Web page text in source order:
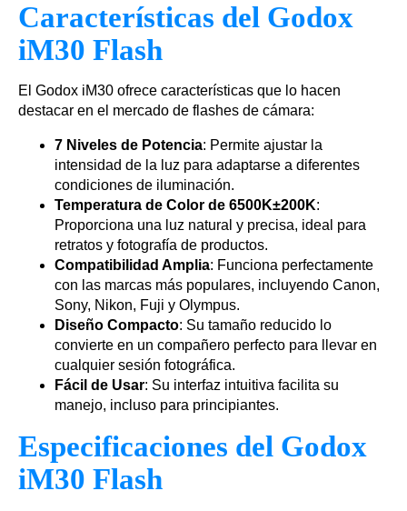
Características del Godox
iM30 Flash
El Godox iM30 ofrece características que lo hacen
destacar en el mercado de flashes de cámara:
7 Niveles de Potencia: Permite ajustar la
intensidad de la luz para adaptarse a diferentes
condiciones de iluminación.
Temperatura de Color de 6500K±200K:
Proporciona una luz natural y precisa, ideal para
retratos y fotografía de productos.
Compatibilidad Amplia: Funciona perfectamente
con las marcas más populares, incluyendo Canon,
Sony, Nikon, Fuji y Olympus.
Diseño Compacto: Su tamaño reducido lo
convierte en un compañero perfecto para llevar en
cualquier sesión fotográfica.
Fácil de Usar: Su interfaz intuitiva facilita su
manejo, incluso para principiantes.
Especificaciones del Godox
iM30 Flash